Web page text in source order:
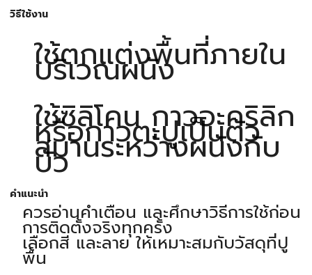
วิธีใช้งาน
ใช้ตกแต่งพื้นที่ภายใน
บริเวณผนัง
ใช้ซิลิโคน กาวอะคริลิก
หรือกาวตะปูเป็นตัว
สมานระหว่างผนังกับ
บัว
คำแนะนำ
ควรอ่านคำเตือน และศึกษาวิธีการใช้ก่อน
การติดตั้งจริงทุกครั้ง
เลือกสี และลาย ให้เหมาะสมกับวัสดุที่ปู
พื้น